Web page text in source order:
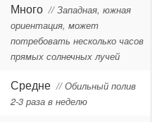
Много // Западная, южная
ориентация, может
потребовать несколько часов
прямых солнечных лучей
Средне // Обильный полив
2-3 раза в неделю